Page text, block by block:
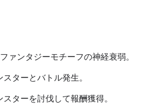
ンタジーモチーフの神経衰弱。
ターとバトル発生。
ターを討伐して報酬獲得。